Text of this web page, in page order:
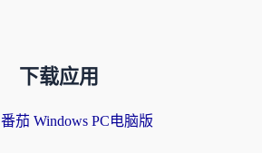
下载应用
番茄 Windows PC电脑版